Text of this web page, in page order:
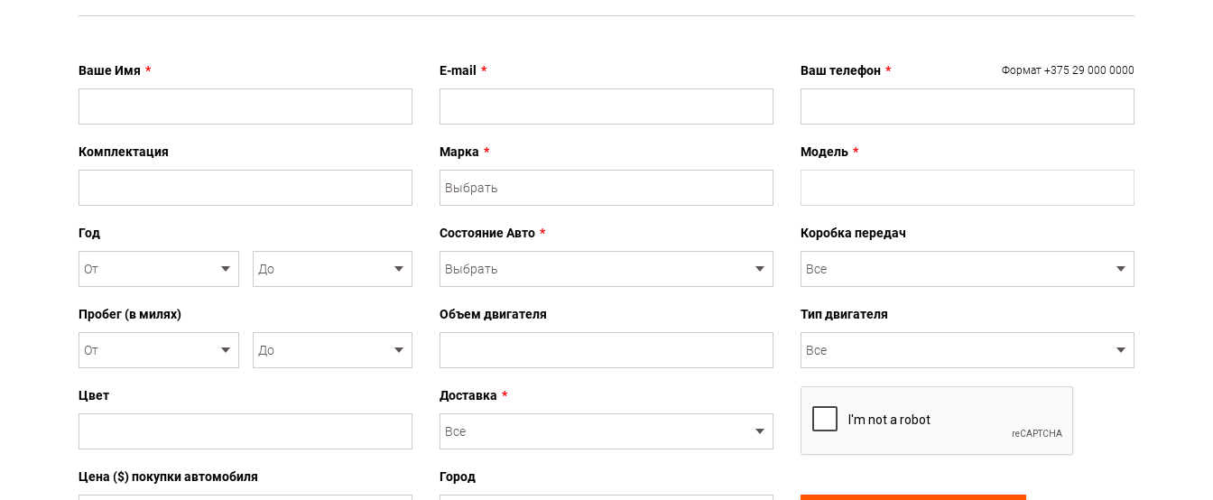
Ваше Имя *
Комплектация
Год
Пробег (в милях)
Цвет
Цена ($) покупки автомобиля
E-mail *
Марка *
Состояние Авто *
Объем двигателя
Доставка *
Город
Ваш телефон * Формат +375 29 000 0000
Модель *
Коробка передач
Тип двигателя